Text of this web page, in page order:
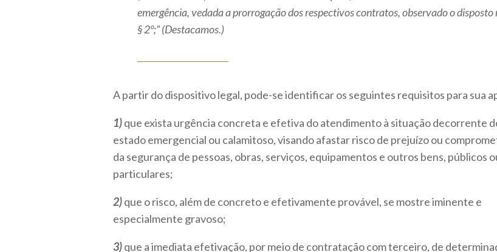
emergência, vedada a prorrogação dos respectivos contratos, observado o disposto
§ 2º;” (Destacamos.)
A partir do dispositivo legal, pode-se identificar os seguintes requisitos para sua
1)que exista urgência concreta e efetiva do atendimento à situação decorrente
estado emergencial ou calamitoso, visando afastar risco de prejuízo ou
da segurança de pessoas, obras, serviços, equipamentos e outros bens, públicos
particulares;
2)que o risco, além de concreto e efetivamente provável, se mostre iminente e
especialmente gravoso;
3)que a imediata efetivação, por meio de contratação com terceiro, de